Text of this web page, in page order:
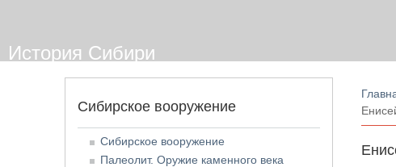
История Сибири
Вы
Сибирское вооружение
Сибирское вооружение
Палеолит. Оружие каменного века